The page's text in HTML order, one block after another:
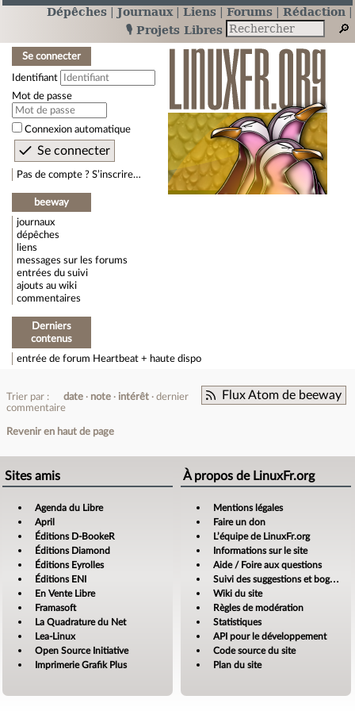
Dépêches Journaux Liens Forums
Rédaction
🎙️ Projets Libres
Se connecter
Identifiant
Mot de passe
Connexion automatique
Pas de compte ? S’inscrire…
beeway
journaux
dépêches
liens
messages sur les forums
entrées du suivi
ajouts au wiki
commentaires
Derniers
contenus
entrée de forum Heartbeat + haute dispo
Flux Atom de beeway
Trier par : date note intérêt
dernier
commentaire
Revenir en haut de page
Sites amis
Agenda du Libre
April
Éditions D-BookeR
Éditions Diamond
Éditions Eyrolles
Éditions ENI
En Vente Libre
Framasoft
La Quadrature du Net
Lea-Linux
Open Source Initiative
Imprimerie Grafik Plus
À propos de LinuxFr.org
Mentions légales
Faire un don
L’équipe de LinuxFr.org
Informations sur le site
Aide / Foire aux questions
Suivi des suggestions et bogues
Wiki du site
Règles de modération
Statistiques
API pour le développement
Code source du site
Plan du site